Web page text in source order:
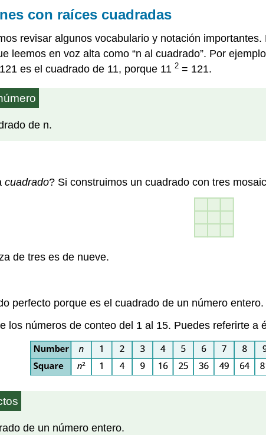
con raíces cuadradas
revisar algunos vocabulario y notación
leemos en voz alta como “n al cuadrado”. Por
es el cuadrado de 11, porque 11 2 = 121.
de n.
cuadrado? Si construimos un cuadrado con tres
de tres es de nueve.
perfecto porque es el cuadrado de un número entero.
los números de conteo del 1 al 15. Puedes referirte
de un número entero.